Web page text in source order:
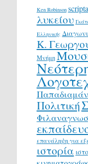
Ken Robinson
λυκείου
Ελληνικής
Κ.
Μνήμη
Πολιτική
επανάληψη για
ιστορία